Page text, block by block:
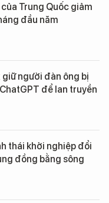
Trung Quốc giảm
đầu năm
giữ người đàn ông bị
để lan truyền
thái khởi nghiệp đổi
đồng bằng sông